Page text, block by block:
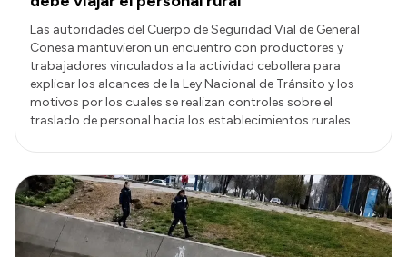
Las autoridades del Cuerpo de Seguridad Vial de General
Conesa mantuvieron un encuentro con productores y
trabajadores vinculados a la actividad cebollera para
explicar los alcances de la Ley Nacional de Tránsito y los
motivos por los cuales se realizan controles sobre el
traslado de personal hacia los establecimientos rurales.